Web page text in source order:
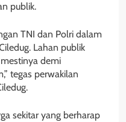
publik.
TNI dan Polri dalam
Lahan publik
demi
tegas perwakilan
sekitar yang berharap